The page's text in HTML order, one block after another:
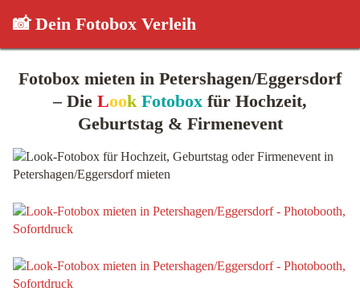
📸 Dein Fotobox Verleih
Fotobox mieten in Petershagen/Eggersdorf
– Die Look Fotobox für Hochzeit,
Geburtstag & Firmenevent